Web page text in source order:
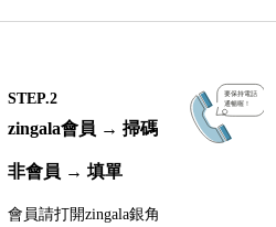
STEP.2
zingala會員 → 掃碼
非會員 → 填單
會員請打開zingala銀角